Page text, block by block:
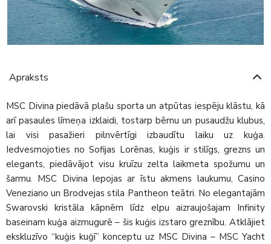
Apraksts
MSC Divina piedāvā plašu sporta un atpūtas iespēju klāstu, kā
arī pasaules līmeņa izklaidi, tostarp bērnu un pusaudžu klubus,
lai visi pasažieri pilnvērtīgi izbaudītu laiku uz kuģa.
Iedvesmojoties no Sofijas Lorēnas, kuģis ir stilīgs, grezns un
elegants, piedāvājot visu kruīzu zelta laikmeta spožumu un
šarmu. MSC Divina lepojas ar īstu akmens laukumu, Casino
Veneziano un Brodvejas stila Pantheon teātri. No elegantajām
Swarovski kristāla kāpnēm līdz elpu aizraujošajam Infinity
baseinam kuģa aizmugurē – šis kuģis izstaro greznību. Atklājiet
ekskluzīvo “kuģis kuģī” konceptu uz MSC Divina – MSC Yacht